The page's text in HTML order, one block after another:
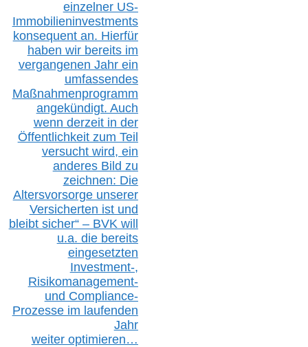
einzelner US-
Immobilieninvestments
konsequent an. Hierfür
haben wir bereits im
vergangenen Jahr ein
umfassendes
Maßnahmenprogramm
angekündigt. Auch
wenn derzeit in der
Öffentlichkeit zum Teil
versucht wird, ein
anderes Bild zu
zeichnen: Die
Altersvorsorge unserer
Versicherten ist und
bleibt sicher“ – BVK will
u.a. die bereits
eingesetzten
Investment-,
Risikomanagement-
und Compliance-
Prozesse im laufenden
Jahr
weiter optimieren…